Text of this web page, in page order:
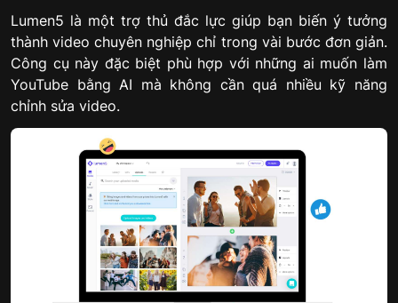
Lumen5 là một trợ thủ đắc lực giúp bạn biến ý tưởng
thành video chuyên nghiệp chỉ trong vài bước đơn giản.
Công cụ này đặc biệt phù hợp với những ai muốn làm
YouTube bằng AI mà không cần quá nhiều kỹ năng
chỉnh sửa video.